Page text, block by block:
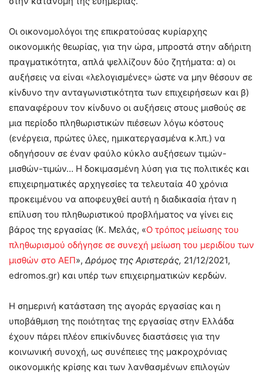
Οι οικονομολόγοι της επικρατούσας κυρίαρχης
οικονομικής θεωρίας, για την ώρα, μπροστά στην αδήριτη
πραγματικότητα, απλά ψελλίζουν δύο ζητήματα: α) οι
αυξήσεις να είναι «λελογισμένες» ώστε να μην θέσουν σε
κίνδυνο την ανταγωνιστικότητα των επιχειρήσεων και β)
επαναφέρουν τον κίνδυνο οι αυξήσεις στους μισθούς σε
μια περίοδο πληθωριστικών πιέσεων λόγω κόστους
(ενέργεια, πρώτες ύλες, ημικατεργασμένα κ.λπ.) να
οδηγήσουν σε έναν φαύλο κύκλο αυξήσεων τιμών-
μισθών-τιμών… Η δοκιμασμένη λύση για τις πολιτικές και
επιχειρηματικές αρχηγεσίες τα τελευταία 40 χρόνια
προκειμένου να αποφευχθεί αυτή η διαδικασία ήταν η
επίλυση του πληθωριστικού προβλήματος να γίνει εις
βάρος της εργασίας (Κ. Μελάς, «Ο τρόπος μείωσης του
πληθωρισμού οδήγησε σε συνεχή μείωση του μεριδίου των
μισθών στο ΑΕΠ», Δρόμος της Αριστεράς, 21/12/2021,
edromos.gr) και υπέρ των επιχειρηματικών κερδών.
Η σημερινή κατάσταση της αγοράς εργασίας και η
υποβάθμιση της ποιότητας της εργασίας στην Ελλάδα
έχουν πάρει πλέον επικίνδυνες διαστάσεις για την
κοινωνική συνοχή, ως συνέπειες της μακροχρόνιας
οικονομικής κρίσης και των λανθασμένων επιλογών